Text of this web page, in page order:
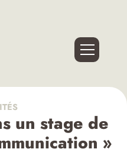
un stage de
»